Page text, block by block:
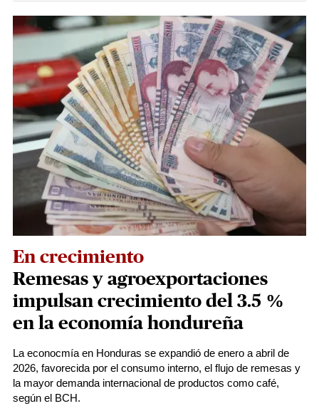
En crecimiento
Remesas y agroexportaciones
impulsan crecimiento del 3.5 %
en la economía hondureña
La econocmía en Honduras se expandió de enero a abril de
2026, favorecida por el consumo interno, el flujo de remesas y
la mayor demanda internacional de productos como café,
según el BCH.